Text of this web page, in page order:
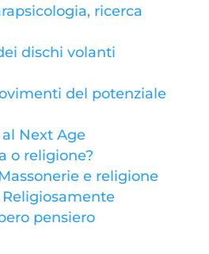
ricerca
dischi volanti
del potenziale
Next Age
o religione?
e religione
pensiero